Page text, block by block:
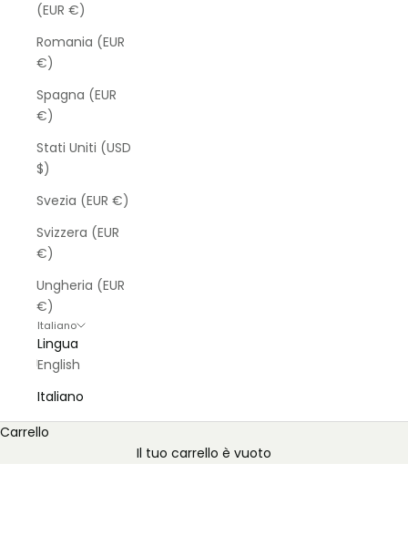
(EUR €)
Romania (EUR
€)
Spagna (EUR
€)
Stati Uniti (USD
$)
Svezia (EUR €)
Svizzera (EUR
€)
Ungheria (EUR
€)
Italiano
Lingua
English
Italiano
Carrello
Il tuo carrello è vuoto
Infine, una cura naturale doposole pensata per le
ACQUISTA ORA